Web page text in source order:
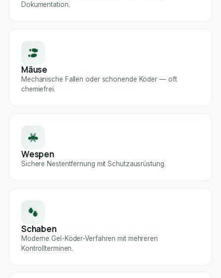
Dokumentation.
Mäuse
Mechanische Fallen oder schonende Köder — oft
chemiefrei.
Wespen
Sichere Nestentfernung mit Schutzausrüstung.
Schaben
Moderne Gel-Köder-Verfahren mit mehreren
Kontrollterminen.